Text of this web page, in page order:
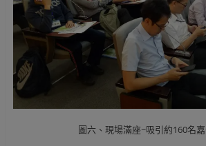
圖六、現場滿座~吸引約160名